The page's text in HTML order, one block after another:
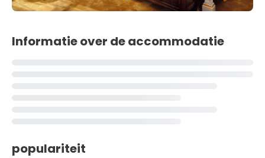
Informatie over de accommodatie
populariteit